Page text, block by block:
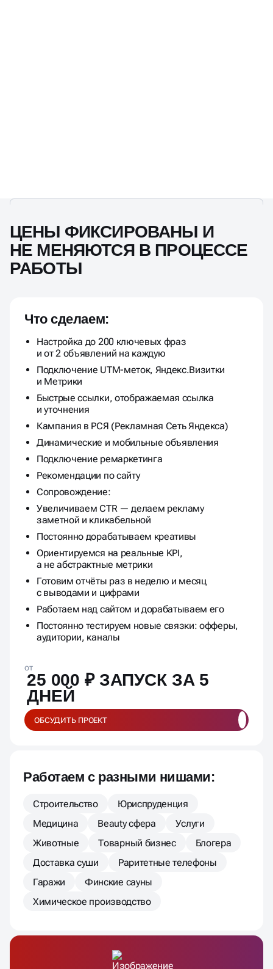
ЦЕНЫ ФИКСИРОВАНЫ И
НЕ МЕНЯЮТСЯ В ПРОЦЕССЕ
РАБОТЫ
Что сделаем:
Настройка до 200 ключевых фраз
и от 2 объявлений на каждую
Подключение UTM-меток, Яндекс.Визитки
и Метрики
Быстрые ссылки, отображаемая ссылка
и уточнения
Кампания в РСЯ (Рекламная Сеть Яндекса)
Динамические и мобильные объявления
Подключение ремаркетинга
Рекомендации по сайту
Сопровождение:
Увеличиваем CTR — делаем рекламу
заметной и кликабельной
Постоянно дорабатываем креативы
Ориентируемся на реальные KPI,
а не абстрактные метрики
Готовим отчёты раз в неделю и месяц
с выводами и цифрами
Работаем над сайтом и дорабатываем его
Постоянно тестируем новые связки: офферы,
аудитории, каналы
от
25 000 ₽ ЗАПУСК ЗА 5
ДНЕЙ
ОБСУДИТЬ ПРОЕКТ
Работаем с разными нишами:
Строительство
Юриспруденция
Медицина
Beauty сфера
Услуги
Животные
Товарный бизнес
Блогера
Доставка суши
Раритетные телефоны
Гаражи
Финские сауны
Химическое производство